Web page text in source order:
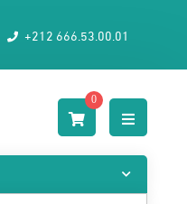
+212 666.53.00.01
0